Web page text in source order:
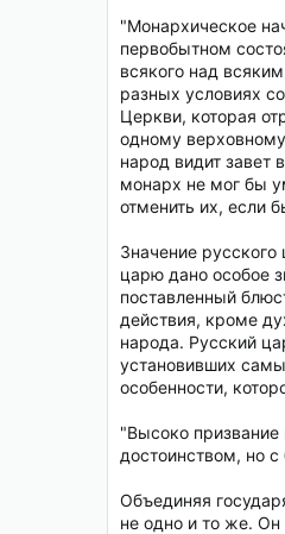
"Монархическое
первобытном
всякого над
разных условиях
Церкви, которая
одному
народ видит завет
монарх не мог бы
отменить их, если
Значение
царю дано особое
поставленный
действия, кроме
народа. Русский
установивших
особенности,
"Высоко призвание
достоинством, но с
Объединяя
не одно и то же. Он